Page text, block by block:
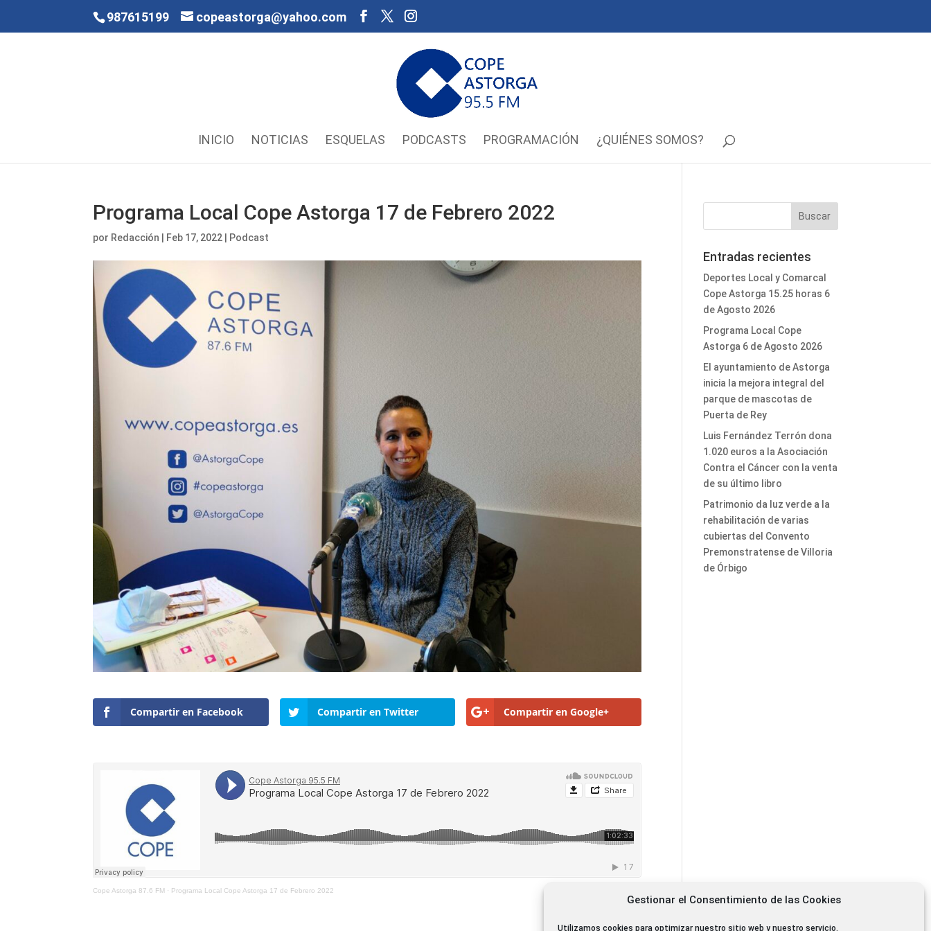
Gestionar el Consentimiento de las Cookies
Utilizamos cookies para optimizar nuestro sitio web y nuestro servicio.
987615199 copeastorga@yahoo.com
INICIO NOTICIAS ESQUELAS PODCASTS PROGRAMACIÓN ¿QUIÉNES SOMOS?
Programa Local Cope Astorga 17 de Febrero 2022
por Redacción Feb 17, 2022 Podcast
Compartir en Facebook Compartir en Twitter Compartir en Google+
Cope Astorga 87.6 FM · Programa Local Cope Astorga 17 de Febrero 2022
Entradas recientes
Deportes Local y Comarcal
Cope Astorga 15.25 horas 6
de Agosto 2026
Programa Local Cope
Astorga 6 de Agosto 2026
El ayuntamiento de Astorga
inicia la mejora integral del
parque de mascotas de
Puerta de Rey
Luis Fernández Terrón dona
1.020 euros a la Asociación
Contra el Cáncer con la venta
de su último libro
Patrimonio da luz verde a la
rehabilitación de varias
cubiertas del Convento
Premonstratense de Villoria
de Órbigo